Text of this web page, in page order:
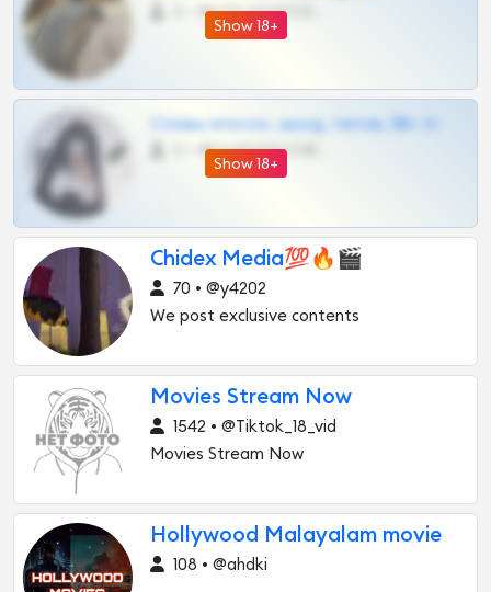
Show 18+
Show 18+
Сливы вписок, шкод, теток, 18+ тг
Chidex Media💯🔥🎬
70 • @y4202
We post exclusive contents
Movies Stream Now
1542 • @Tiktok_18_vid
Movies Stream Now
Hollywood Malayalam movie
108 • @ahdki